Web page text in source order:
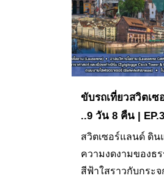
ขับรถเที่ยวสวิตเ
..9 วัน 8 คืน | EP.3
สวิตเซอร์แลนด์ ดิ
ความงดงามของธ
สีฟ้าใสราวกับกระจ